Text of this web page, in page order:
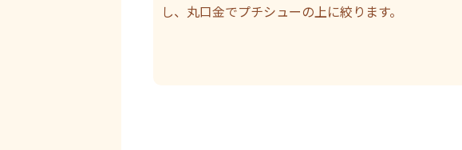
し、丸口金でプチシューの上に絞ります。